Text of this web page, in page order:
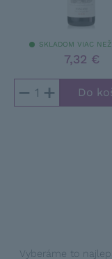
SKLADOM VIAC
7,32 €
− +
Vyberáme to